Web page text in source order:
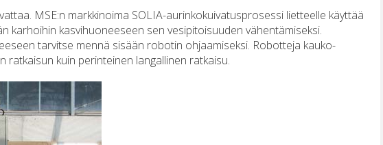
MSE:n markkinoima SOLIA-aurinkokuivatusprosessi lietteelle käyttää
karhoihin kasvihuoneeseen sen vesipitoisuuden vähentämiseksi.
tarvitse mennä sisään robotin ohjaamiseksi. Robotteja kauko-
ratkaisun kuin perinteinen langallinen ratkaisu.